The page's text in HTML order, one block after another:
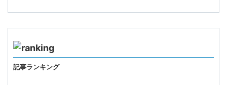
記事ランキング